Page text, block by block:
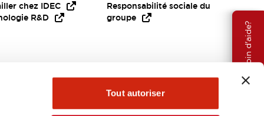
Tout autoriser
Besoin d'aide?
chez IDEC
R&D
Responsabilité sociale du
groupe